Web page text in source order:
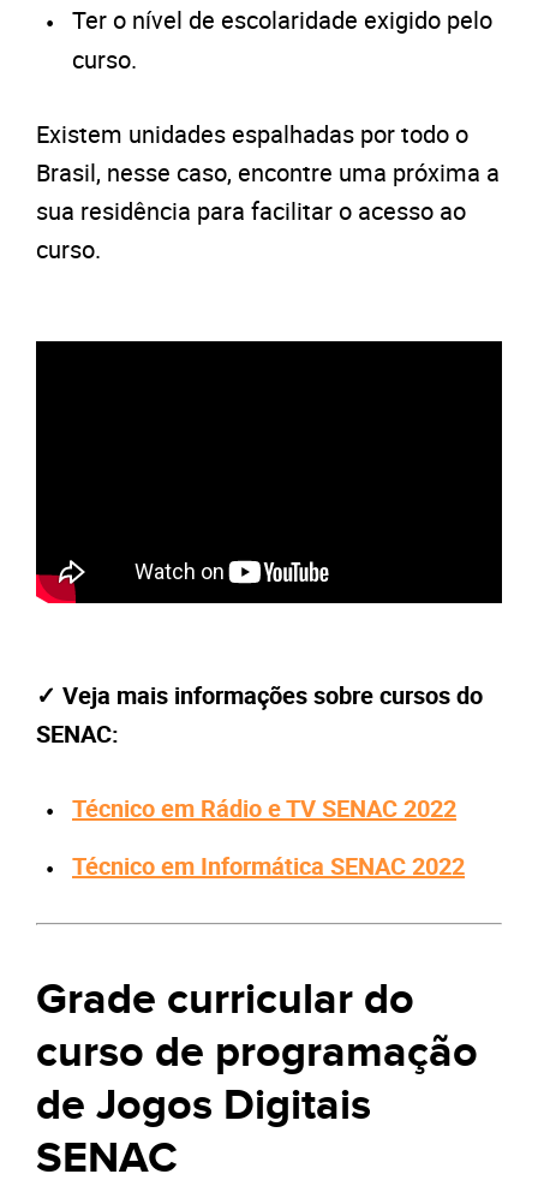
Ter o nível de escolaridade exigido pelo
curso.
Existem unidades espalhadas por todo o
Brasil, nesse caso, encontre uma próxima a
sua residência para facilitar o acesso ao
curso.
✓ Veja mais informações sobre cursos do
SENAC:
Técnico em Rádio e TV SENAC 2022
Técnico em Informática SENAC 2022
Grade curricular do
curso de programação
de Jogos Digitais
SENAC